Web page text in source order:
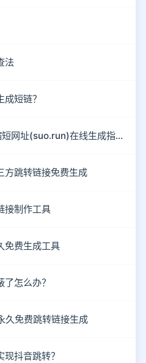
法
短链？
3分钟搞定防红链接！快缩短网址(suo.run)在线生成指南
方跳转链接免费生成
接制作工具
免费生成工具
怎么办？
久免费跳转链接生成
抖音跳转？